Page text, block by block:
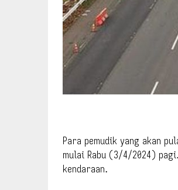
Para pemudik yang akan
mulai Rabu (3/4/2024)
kendaraan.